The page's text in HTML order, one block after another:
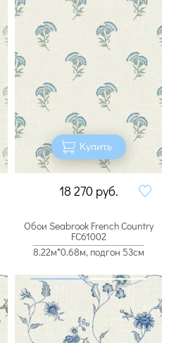
Купить
18 270 руб.
Обои Seabrook French Country
FC61002
8.22м*0.68м, подгон 53см